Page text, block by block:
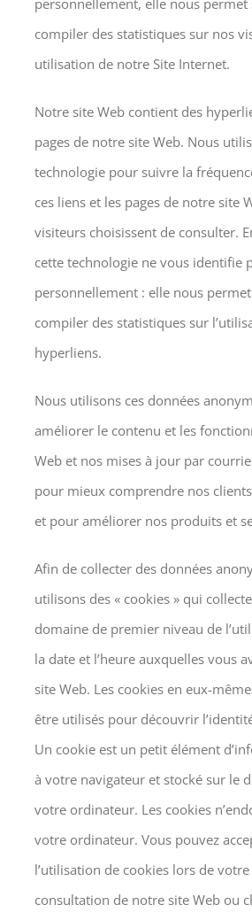
personnellement, elle nous
compiler des statistiques sur nos
utilisation de notre Site Internet.
Notre site Web contient des
pages de notre site Web. Nous
technologie pour suivre la
ces liens et les pages de notre site
visiteurs choisissent de consulter.
cette technologie ne vous identifie
personnellement : elle nous
compiler des statistiques sur
hyperliens.
Nous utilisons ces données
améliorer le contenu et les
Web et nos mises à jour par
pour mieux comprendre nos
et pour améliorer nos produits et
Afin de collecter des données
utilisons des « cookies » qui
domaine de premier niveau de
la date et l’heure auxquelles vous
site Web. Les cookies en eux-
être utilisés pour découvrir
Un cookie est un petit élément
à votre navigateur et stocké sur le
votre ordinateur. Les cookies
votre ordinateur. Vous pouvez
l’utilisation de cookies lors de
consultation de notre site Web ou